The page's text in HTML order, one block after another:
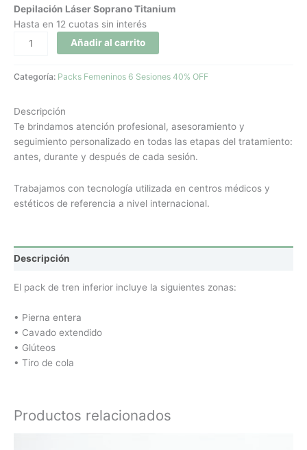
Depilación Láser Soprano Titanium
Hasta en 12 cuotas sin interés
Añadir al carrito
Categoría: Packs Femeninos 6 Sesiones 40% OFF
Descripción
Te brindamos atención profesional, asesoramiento y
seguimiento personalizado en todas las etapas del tratamiento:
antes, durante y después de cada sesión.
Trabajamos con tecnología utilizada en centros médicos y
estéticos de referencia a nivel internacional.
Descripción
El pack de tren inferior incluye la siguientes zonas:
• Pierna entera
• Cavado extendido
• Glúteos
• Tiro de cola
Productos relacionados